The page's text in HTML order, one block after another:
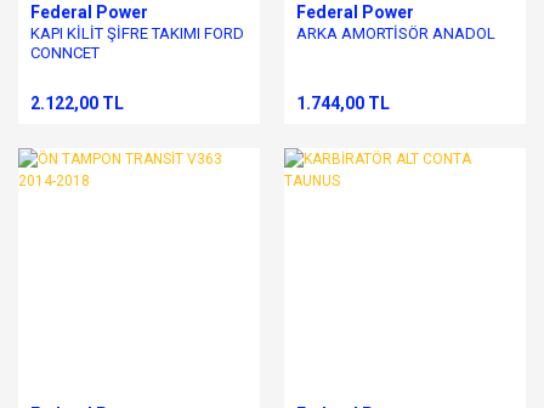
Federal Power
KAPI KİLİT ŞİFRE TAKIMI FORD
CONNCET
2.122,00 TL
Federal Power
ARKA AMORTİSÖR ANADOL
1.744,00 TL